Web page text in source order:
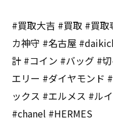
#買取大吉 #買取 #買
カ神守 #名古屋
計 #コイン #バッグ #
エリー #ダイヤモンド
ックス #エルメス #ル
#chanel #HERMES